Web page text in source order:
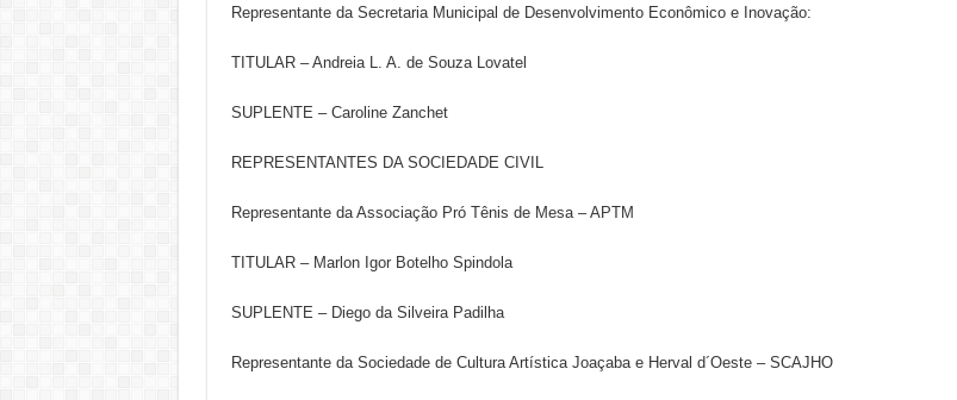
Representante da Secretaria Municipal de Desenvolvimento Econômico e Inovação:
TITULAR – Andreia L. A. de Souza Lovatel
SUPLENTE – Caroline Zanchet
REPRESENTANTES DA SOCIEDADE CIVIL
Representante da Associação Pró Tênis de Mesa – APTM
TITULAR – Marlon Igor Botelho Spindola
SUPLENTE – Diego da Silveira Padilha
Representante da Sociedade de Cultura Artística Joaçaba e Herval d´Oeste – SCAJHO